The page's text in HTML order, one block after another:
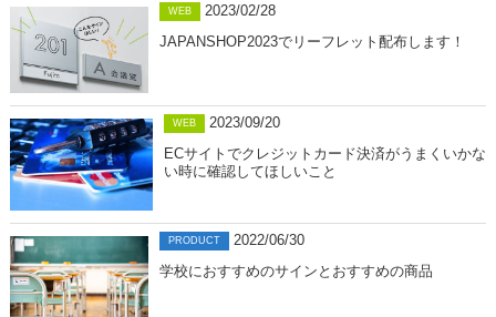
WEB
2023/02/28
JAPANSHOP2023でリーフレット配布します！
WEB
2023/09/20
ECサイトでクレジットカード決済がうまくいかな
い時に確認してほしいこと
PRODUCT
2022/06/30
学校におすすめのサインとおすすめの商品